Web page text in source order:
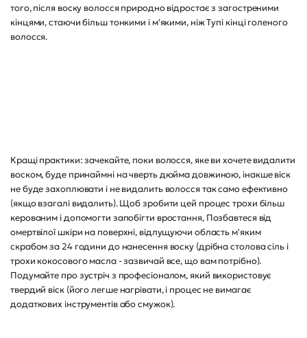
того, після воску волосся природно відростає з загостреними
кінцями, стаючи більш тонкими і м'якими, ніж Тупі кінці голеного
волосся.
Кращі практики: зачекайте, поки волосся, яке ви хочете видалити
воском, буде принаймні на чверть дюйма довжиною, інакше віск
не буде захоплювати і не видалить волосся так само ефективно
(якщо взагалі видалить). Щоб зробити цей процес трохи більш
керованим і допомогти запобігти вростання, Позбавтеся від
омертвілої шкіри на поверхні, відлущуючи область м'яким
скрабом за 24 години до нанесення воску (дрібна столова сіль і
трохи кокосового масла - зазвичай все, що вам потрібно).
Подумайте про зустріч з професіоналом, який використовує
твердий віск (його легше нагрівати, і процес не вимагає
додаткових інструментів або смужок).